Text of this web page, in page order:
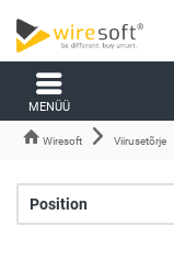
MENÜÜ
Wiresoft Viirusetõrje